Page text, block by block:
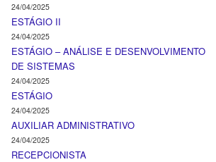
24/04/2025
ESTÁGIO II
24/04/2025
ESTÁGIO – ANÁLISE E DESENVOLVIMENTO
DE SISTEMAS
24/04/2025
ESTÁGIO
24/04/2025
AUXILIAR ADMINISTRATIVO
24/04/2025
RECEPCIONISTA